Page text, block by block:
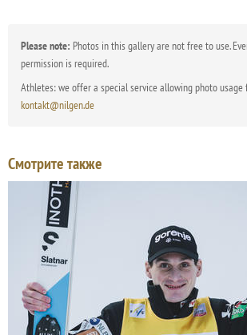
Please note: Photos in this gallery are not free to use.
permission is required.
Athletes: we offer a special service allowing photo usage
kontakt@nilgen.de
Смотрите также